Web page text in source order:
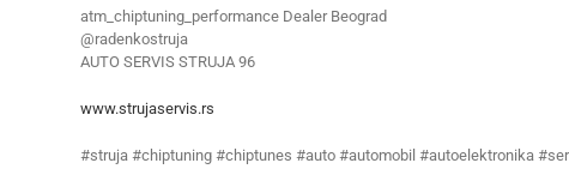
atm_chiptuning_performance Dealer Beograd
@radenkostruja
AUTO SERVIS STRUJA 96
www.strujaservis.rs
#struja #chiptuning #chiptunes #auto #automobil #autoelektronika